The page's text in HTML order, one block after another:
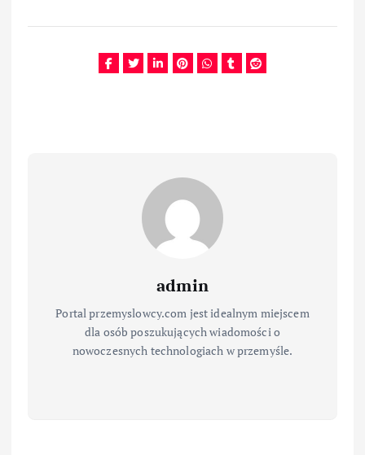
admin
Portal przemyslowcy.com jest idealnym miejscem
dla osób poszukujących wiadomości o
nowoczesnych technologiach w przemyśle.